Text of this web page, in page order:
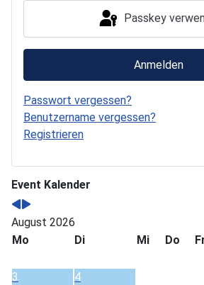
Passkey
Anmelden
Passwort vergessen?
Benutzername vergessen?
Registrieren
Event Kalender
August 2026
Mo
Di Mi Do
3
4